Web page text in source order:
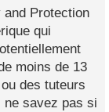
and Protection
qui
moins de 13
des tuteurs
ne savez pas si